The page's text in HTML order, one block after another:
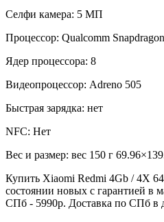
Селфи камера: 5 МП
Процессор: Qualcomm
Ядер процессора: 8
Видеопроцессор: Adreno 505
Быстрая зарядка: нет
NFC: Нет
Вес и размер: вес 150 г
Купить Xiaomi Redmi 4Gb / 4X
состоянии новых с гарантией в
СПб - 5990р. Доставка по СПб в